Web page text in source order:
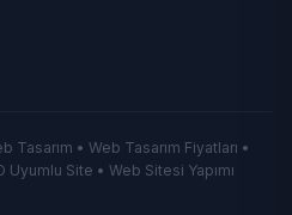
Tasarım • Web Tasarım Fiyatları •
Site • Web Sitesi Yapımı